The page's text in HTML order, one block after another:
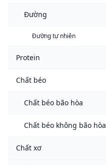
Đường
Đường tự nhiên
Protein
Chất béo
Chất béo bão hòa
Chất béo không bão hòa
Chất xơ